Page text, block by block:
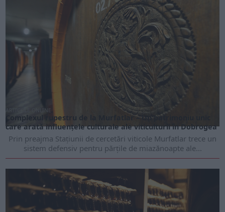
ARTICOLE ONLINE
Complexul rupestru de la Murfatlar – Un patrimoniu unic
care arată influențele culturale ale viticulturii în Dobrogea
Prin preajma Stațiunii de cercetări viticole Murfatlar trece un
sistem defensiv pentru părțile de miazănoapte ale...